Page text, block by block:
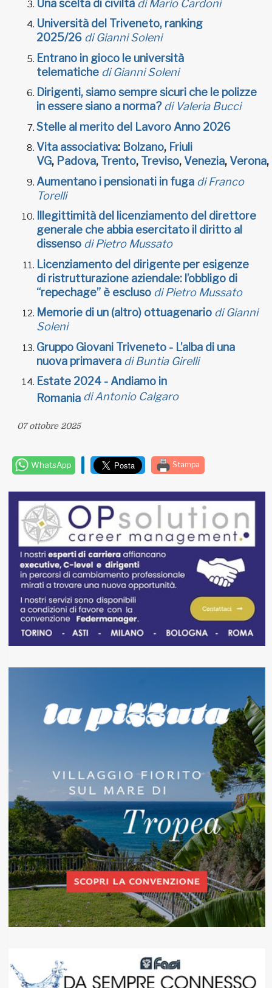
Una scelta di civiltà di Mario Cardoni
Università del Triveneto, ranking
2025/26 di Gianni Soleni
Entrano in gioco le università
telematiche di Gianni Soleni
Dirigenti, siamo sempre sicuri che le polizze
in essere siano a norma?di Valeria Bucci
Stelle al merito del Lavoro Anno 2026
Vita associativa: Bolzano, Friuli
VG, Padova, Trento, Treviso, Venezia, Verona,
Aumentano i pensionati in fuga diFranco
Torelli
Illegittimità del licenziamento del direttore
generale che abbia esercitato il diritto al
dissenso di Pietro Mussato
Licenziamento del dirigente per esigenze
di ristrutturazione aziendale: l’obbligo di
“repechage” è escluso di Pietro Mussato
Memorie di un (altro) ottuagenario di Gianni
Soleni
Gruppo Giovani Triveneto - L’alba di una
nuova primavera di Buntia Girelli
Estate 2024 - Andiamo in
Romania di Antonio Calgaro
07 ottobre 2025
WhatsApp Stampa